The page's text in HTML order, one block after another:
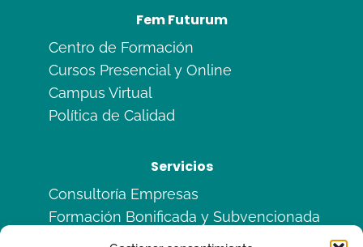
Fem Futurum
Centro de Formación
Cursos Presencial y Online
Campus Virtual
Política de Calidad
Servicios
Consultoría Empresas
Formación Bonificada y Subvencionada